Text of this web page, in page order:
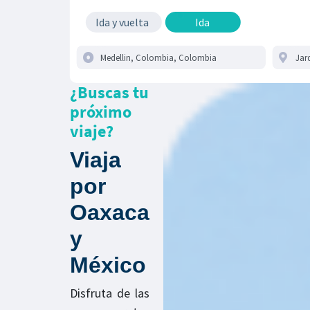
Ida y vuelta Ida
¿Buscas tu
próximo
viaje?
Viaja
por
Oaxaca
y
México
Disfruta de las